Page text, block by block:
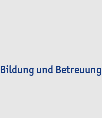
Bildung und Betreuung